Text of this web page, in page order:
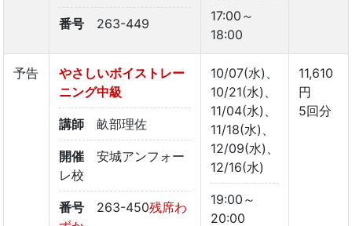
番号 263-449
17:00～
18:00
予告
やさしいボイストレー
ニング中級
講師 畝部理佐
開催
安城アンフォー
レ校
番号 263-450残席わ
10/07(水)、
10/21(水)、
11/04(水)、
11/18(水)、
12/09(水)、
12/16(水)
19:00～
20:00
11,610
円
5回分